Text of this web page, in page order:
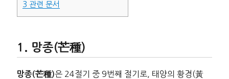
3 관련 문서
망종(芒種)
망종(芒種)은 24절기 중 9번째 절기로, 태양의 황경(黃